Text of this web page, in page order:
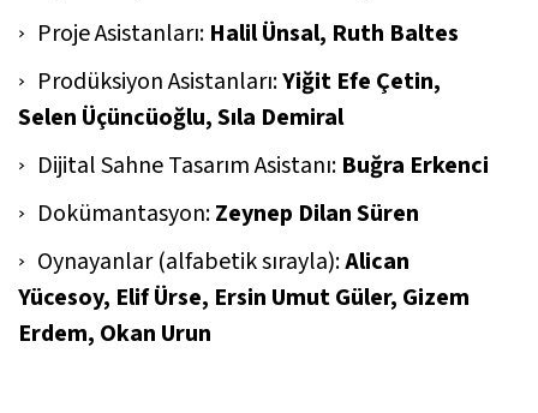
Proje Asistanları: Halil Ünsal, Ruth Baltes
Prodüksiyon Asistanları:Yiğit Efe Çetin,
Selen Üçüncüoğlu, Sıla Demiral
Dijital Sahne Tasarım Asistanı: Buğra Erkenci
Dokümantasyon:Zeynep Dilan Süren
Oynayanlar (alfabetik sırayla):Alican
Yücesoy, Elif Ürse, Ersin Umut Güler, Gizem
Erdem, Okan Urun